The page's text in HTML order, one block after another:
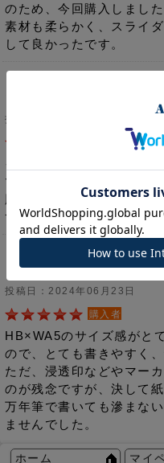
のため、今回購入しました
素材も柔らかく、スライ
して良かったです。
投稿日：2024年06月23日
インデックスが下に付い
です。また、下敷きとし
脱できるのが便利で気に
ず購入するアイテムのひ
月間ダイアリー(見
投稿日：2024年06月23日
購入者
HB×WA5のサイズ感がと
ので、とても書きやすく
ただ、浸透印などやマー
のが残念ですが、決して
万年筆で書いても滲まな
ませんでした。
ホーム マイ